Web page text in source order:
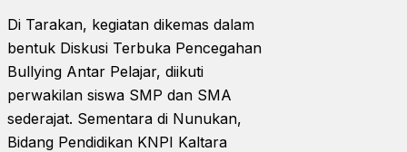
Di Tarakan, kegiatan dikemas dalam
bentuk Diskusi Terbuka Pencegahan
Bullying Antar Pelajar, diikuti
perwakilan siswa SMP dan SMA
sederajat. Sementara di Nunukan,
Bidang Pendidikan KNPI Kaltara